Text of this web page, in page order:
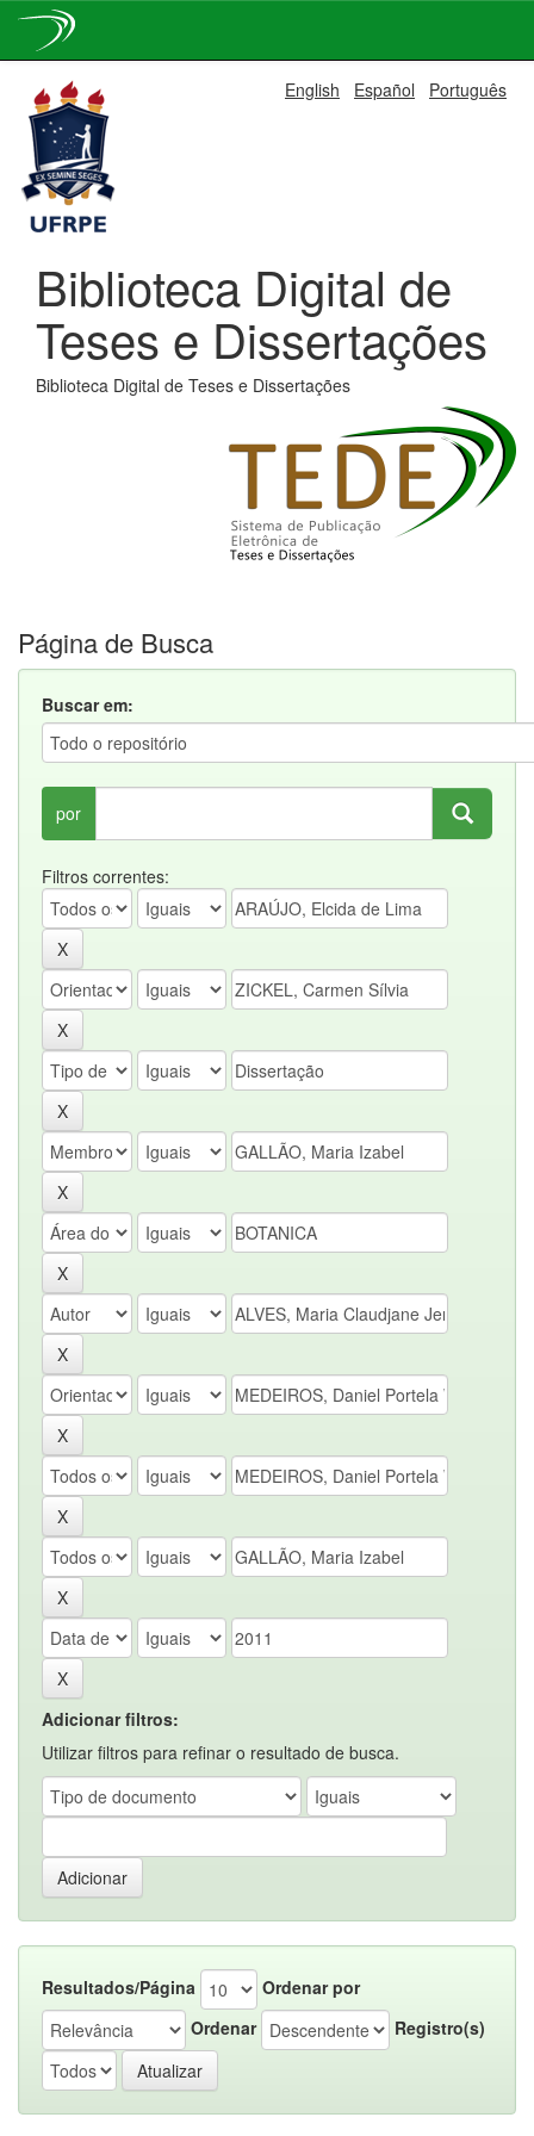
navigation
English Español Português
Biblioteca Digital de
Teses e Dissertações
Biblioteca Digital de Teses e Dissertações
Página de Busca
Buscar em:
por
Filtros correntes:
Adicionar filtros:
Utilizar filtros para refinar o resultado de busca.
Resultados/Página
Ordenar por
Ordenar
Registro(s)